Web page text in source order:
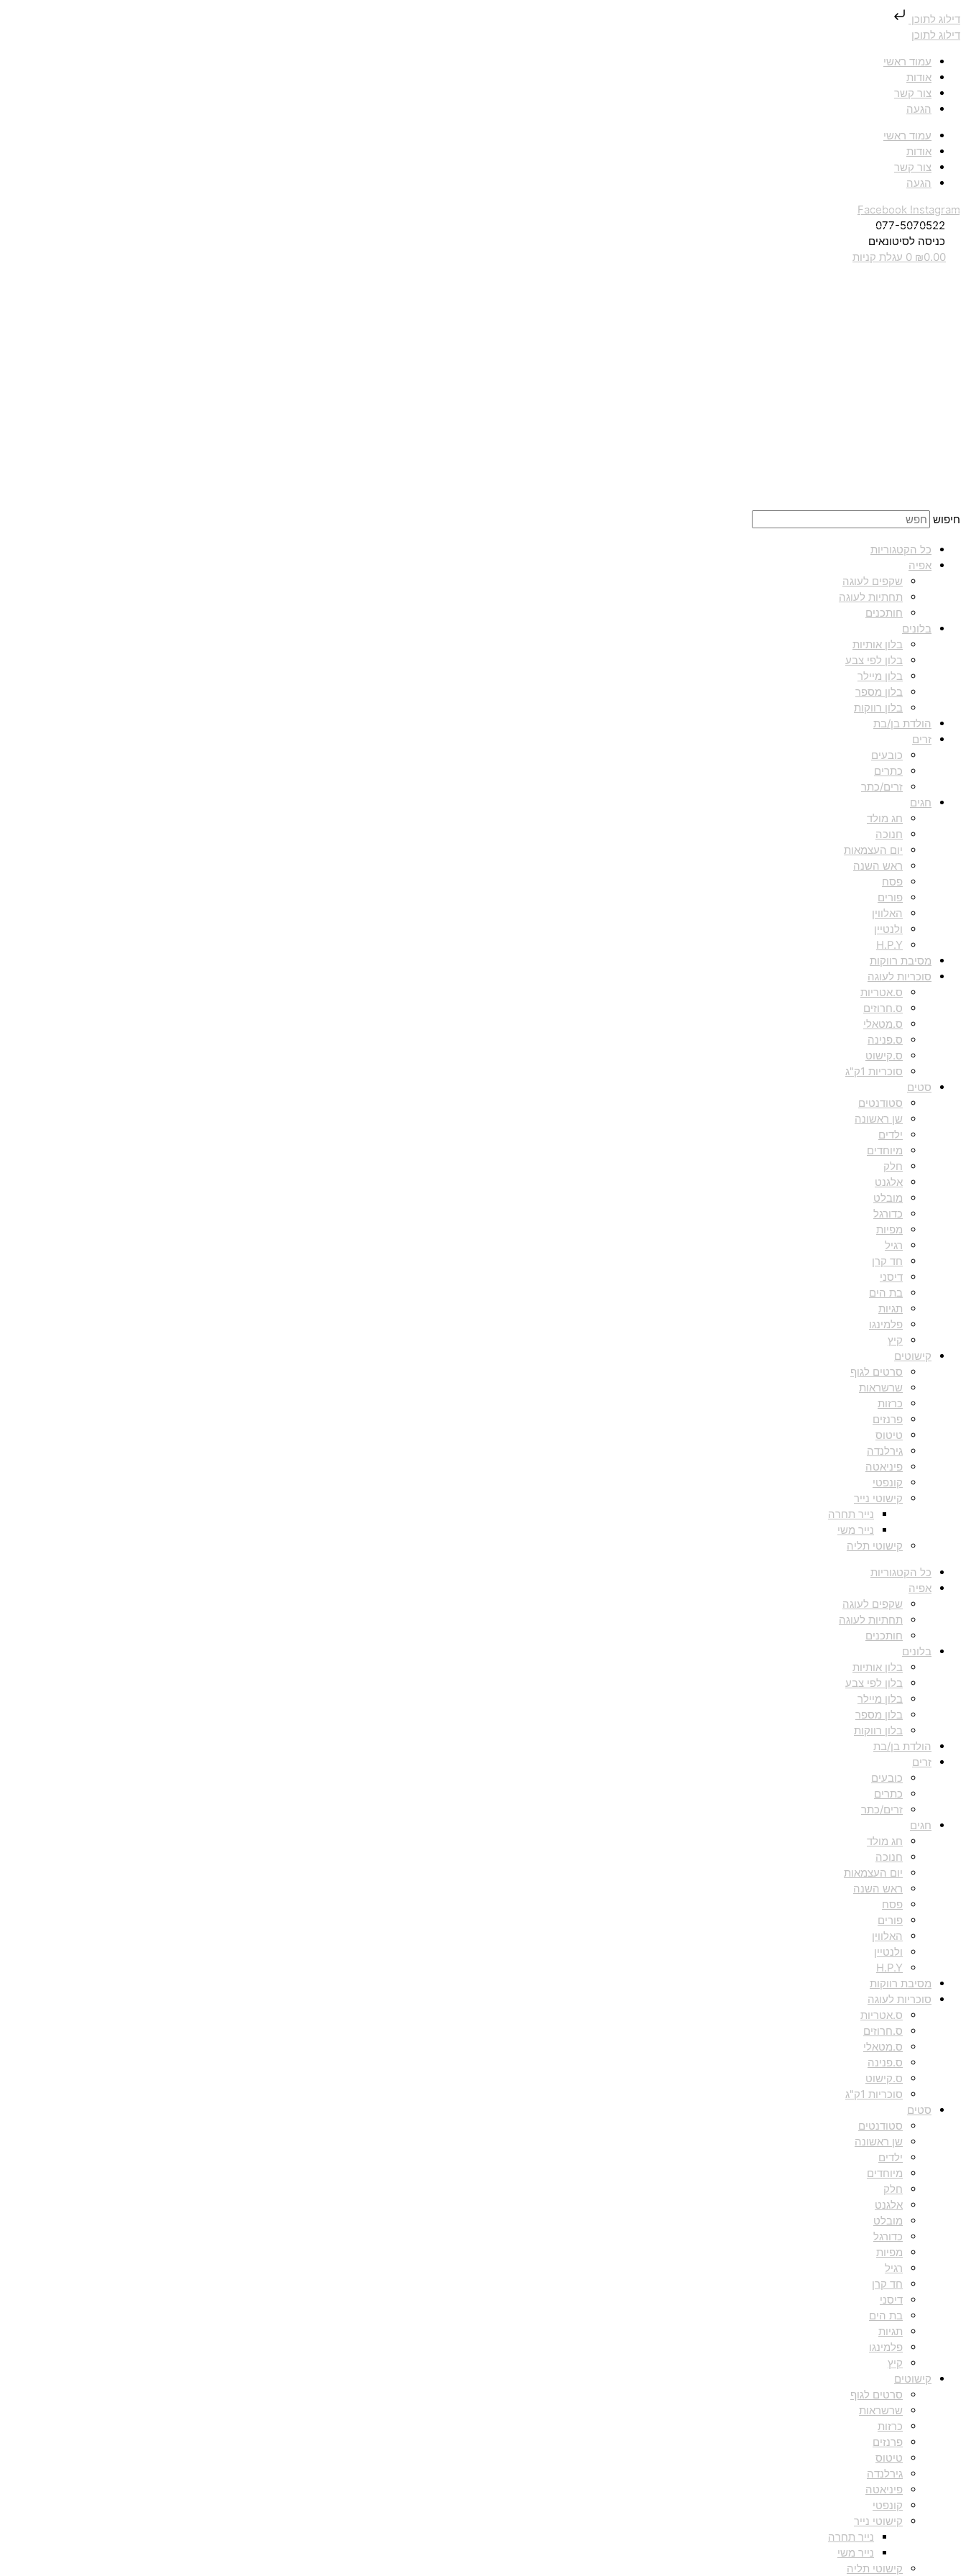
דילוג לתוכן
דילוג לתוכן
עמוד ראשי
אודות
צור קשר
הגעה
עמוד ראשי
אודות
צור קשר
הגעה
Facebook Instagram
077-5070522
כניסה לסיטונאים
₪0.00
0 עגלת קניות
חיפוש
כל הקטגוריות
אפיה
שקפים לעוגה
תחתיות לעוגה
חותכנים
בלונים
בלון אותיות
בלון לפי צבע
בלון מיילר
בלון מספר
בלון רווקות
הולדת בן/בת
זרים
כובעים
כתרים
זרים/כתר
חגים
חג מולד
חנוכה
יום העצמאות
ראש השנה
פסח
פורים
האלווין
ולנטיין
H.P.Y
מסיבת רווקות
סוכריות לעוגה
ס.אטריות
ס.חרוזים
ס.מטאלי
ס.פנינה
ס.קישוט
סוכריות 1ק"ג
סטים
סטודנטים
שן ראשונה
ילדים
מיוחדים
חלק
אלגנט
מובלט
כדורגל
מפיות
רגיל
חד קרן
דיסני
בת הים
תגיות
פלמינגו
קיץ
קישוטים
סרטים לגוף
שרשראות
כרזות
פרנזים
טיטוס
גירלנדה
פיניאטה
קונפטי
קישוטי נייר
נייר תחרה
נייר משי
קישוטי תליה
כל הקטגוריות
אפיה
שקפים לעוגה
תחתיות לעוגה
חותכנים
בלונים
בלון אותיות
בלון לפי צבע
בלון מיילר
בלון מספר
בלון רווקות
הולדת בן/בת
זרים
כובעים
כתרים
זרים/כתר
חגים
חג מולד
חנוכה
יום העצמאות
ראש השנה
פסח
פורים
האלווין
ולנטיין
H.P.Y
מסיבת רווקות
סוכריות לעוגה
ס.אטריות
ס.חרוזים
ס.מטאלי
ס.פנינה
ס.קישוט
סוכריות 1ק"ג
סטים
סטודנטים
שן ראשונה
ילדים
מיוחדים
חלק
אלגנט
מובלט
כדורגל
מפיות
רגיל
חד קרן
דיסני
בת הים
תגיות
פלמינגו
קיץ
קישוטים
סרטים לגוף
שרשראות
כרזות
פרנזים
טיטוס
גירלנדה
פיניאטה
קונפטי
קישוטי נייר
נייר תחרה
נייר משי
קישוטי תליה